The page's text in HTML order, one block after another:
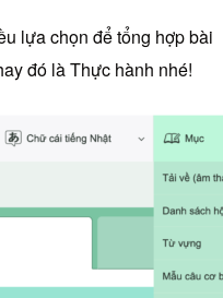
lựa chọn để tổng hợp bài
đó là Thực hành nhé!